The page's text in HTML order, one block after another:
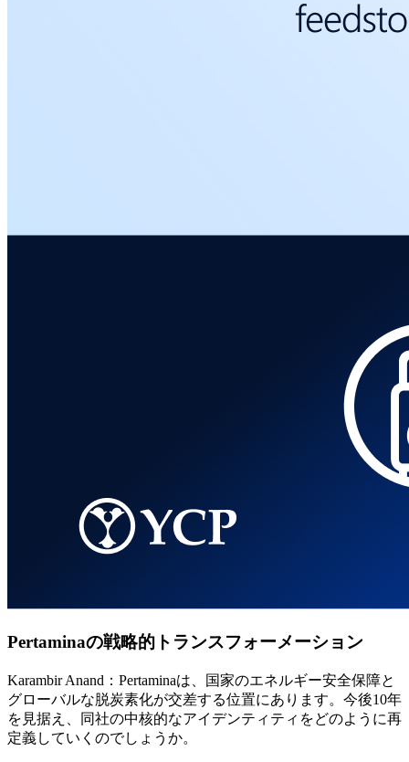
Pertaminaの戦略的トランスフォーメーション
Karambir Anand：Pertaminaは、国家のエネルギー安全保障と
グローバルな脱炭素化が交差する位置にあります。今後10年
を見据え、同社の中核的なアイデンティティをどのように再
定義していくのでしょうか。